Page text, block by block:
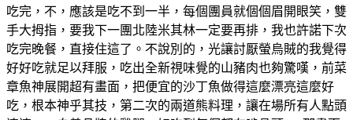
吃完，不，應該是吃不到一半，每個團員就個個眉開眼笑，雙
手大拇指，要我下一團北陸米其林一定要再排，我也許諾下次
吃完晚餐，直接住這了。不說別的，光讓討厭螢烏賊的我覺得
好好吃就足以拜服，吃出全新視味覺的山豬肉也夠驚嘆，前菜
章魚神展開超有畫面，把便宜的沙丁魚做得這麼漂亮這麼好
吃，根本神乎其技，第二次的兩道熊料理，讓在場所有人點頭